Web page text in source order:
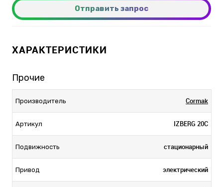
Отправить запрос
ХАРАКТЕРИСТИКИ
Прочие
Производитель Cormak
Артикул IZBERG 20C
Подвижность стационарный
Привод электрический